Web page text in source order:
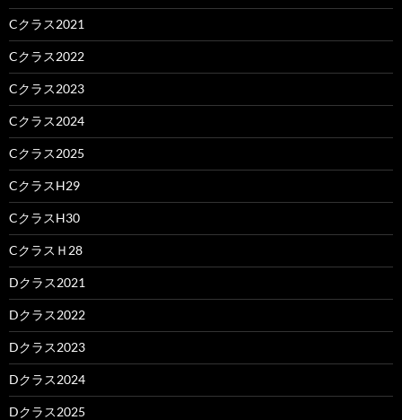
Cクラス2021
Cクラス2022
Cクラス2023
Cクラス2024
Cクラス2025
CクラスH29
CクラスH30
CクラスＨ28
Dクラス2021
Dクラス2022
Dクラス2023
Dクラス2024
Dクラス2025